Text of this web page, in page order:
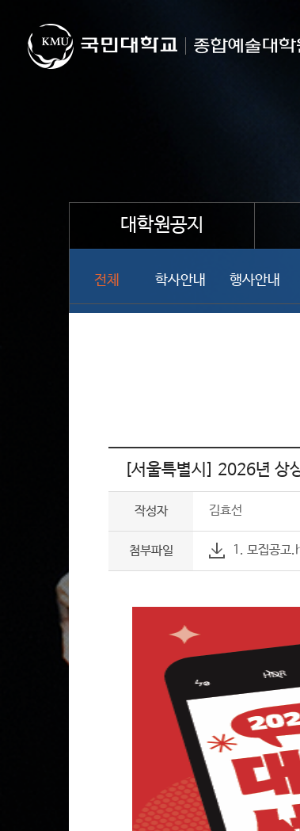
대학원공지
전체 학사안내 행사안내
[서울특별시] 2026년 상
작성자 김효선
첨부파일 1. 모집공고